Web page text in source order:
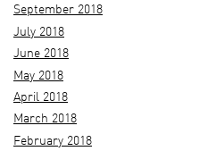
September 2018
July 2018
June 2018
May 2018
April 2018
March 2018
February 2018